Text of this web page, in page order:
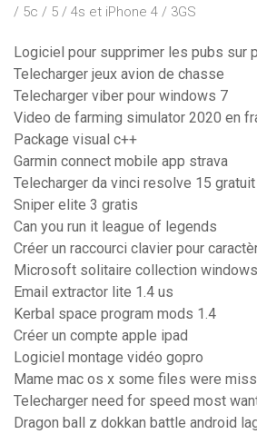
/ 5c / 5 / 4s et iPhone 4 / 3GS
Logiciel pour supprimer les pubs sur
Telecharger jeux avion de chasse
Telecharger viber pour windows 7
Video de farming simulator 2020 en
Package visual c++
Garmin connect mobile app strava
Telecharger da vinci resolve 15 gratuit
Sniper elite 3 gratis
Can you run it league of legends
Créer un raccourci clavier pour
Microsoft solitaire collection
Email extractor lite 1.4 us
Kerbal space program mods 1.4
Créer un compte apple ipad
Logiciel montage vidéo gopro
Mame mac os x some files were
Telecharger need for speed most
Dragon ball z dokkan battle android